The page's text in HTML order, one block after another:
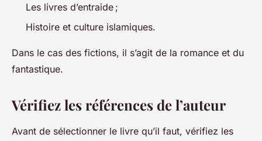
Les livres d’entraide ;
Histoire et culture islamiques.
Dans le cas des fictions, il s’agit de la romance et du
fantastique.
Vérifiez les références de l’auteur
Avant de sélectionner le livre qu’il faut, vérifiez les